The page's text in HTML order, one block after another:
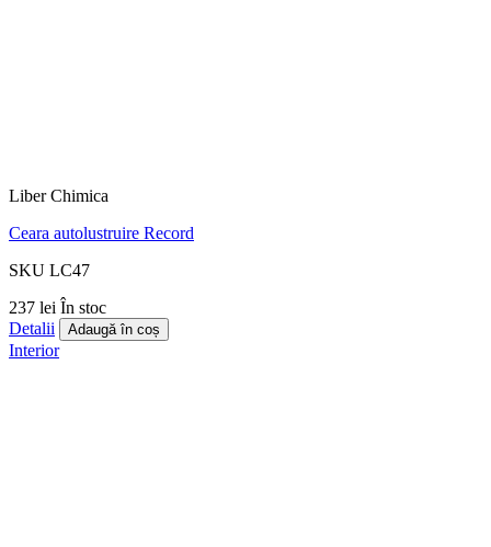
Liber Chimica
Ceara autolustruire Record
SKU LC47
237 lei În stoc
Detalii
Adaugă în coș
Interior